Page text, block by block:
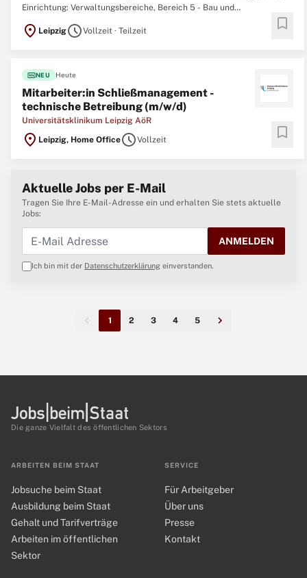
Einrichtung: Verwaltungsbereiche, Bereich 5 - Bau und
Gebäudetechnik Anstellungsart: Unbefristet Arbeitsdauer: Teilzeit
Arbeitsbeginn: 16.11.2026 Gehaltsspanne: min. 3.500,00 € - max.
location_on LeipzigscheduleVollzeit · Teilzeit bookmark
fiber_newNEU Heute
Mitarbeiter:in Schließmanagement -
technische Betreibung (m/w/d)
Universitätsklinikum Leipzig AöR
location_on Leipzig, Home OfficescheduleVollzeit bookmark
Aktuelle Jobs per E-Mail
Tragen Sie Ihre E-Mail-Adresse ein und erhalten Sie stets aktuelle
Jobs:
ANMELDEN
Ich bin mit der Datenschutzerklärung einverstanden.
1 2 3 4 5
Die ganze Vielfalt des öffentlichen Sektors
ARBEITEN BEIM STAAT
Jobsuche beim Staat
Ausbildung beim Staat
Gehalt und Tarifverträge
Arbeiten im öffentlichen
Sektor
SERVICE
Für Arbeitgeber
Über uns
Presse
Kontakt